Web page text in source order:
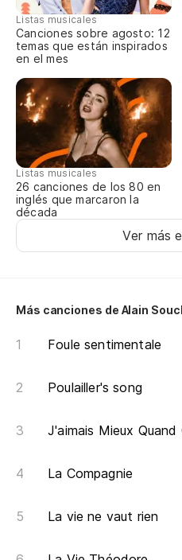
Listas musicales
Canciones sobre agosto: 12
temas que están inspirados
en el mes
Listas musicales
26 canciones de los 80 en
inglés que marcaron la
década
Ver más
Más canciones de Alain
Foule sentimentale
Poulailler's song
J'aimais Mieux
La Compagnie
La vie ne vaut rien